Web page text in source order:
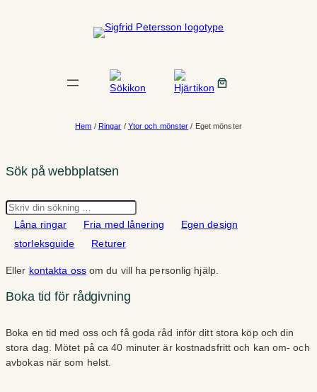
Hem / Ringar / Ytor och mönster / Eget mönster
Sök på webbplatsen
Sök
Låna ringar
Fria med lånering
Egen design
storleksguide
Returer
Eller kontakta ossom du vill ha personlig hjälp.
Boka tid för rådgivning
Boka en tid med oss och få goda råd inför ditt stora köp och din
stora dag. Mötet på ca 40 minuter är kostnadsfritt och kan om- och
avbokas när som helst.